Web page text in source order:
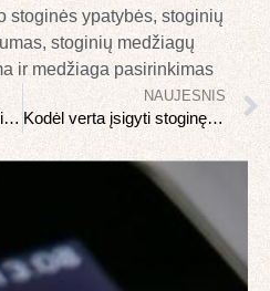
stoginės ypatybės, stoginių
, stoginių medžiagų
ir medžiaga pasirinkimas
Pergolos dizaino tendencijos: kas šiandien populiaru?
NAUJESNIS
Kodėl verta įsigyti stoginę automobiliui?